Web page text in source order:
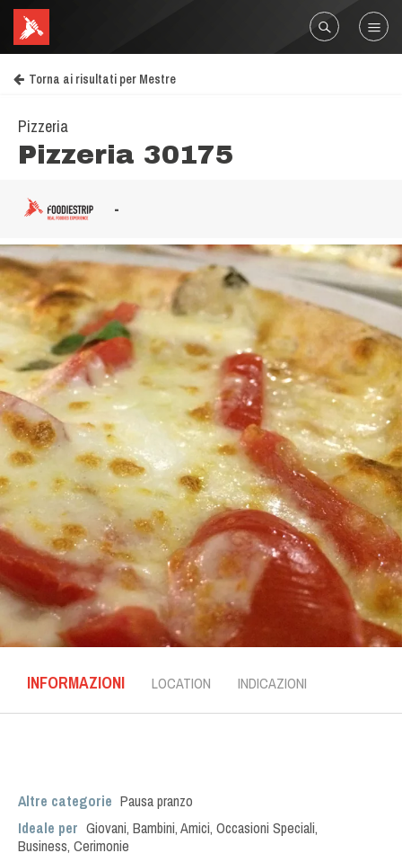
Torna ai risultati per Mestre
Pizzeria
Pizzeria 30175
-
INFORMAZIONI LOCATION INDICAZIONI
Altre categorie Pausa pranzo
Ideale per Giovani, Bambini,Amici, Occasioni Speciali,
Business, Cerimonie